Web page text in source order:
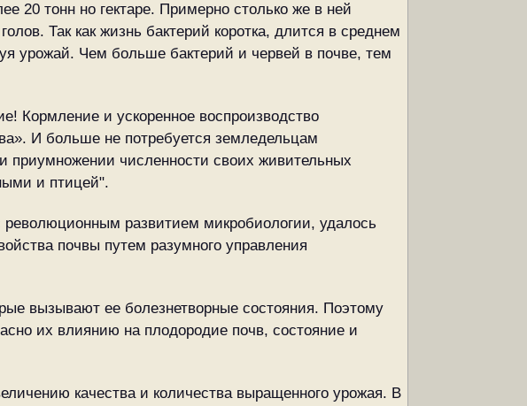
20 тонн но гектаре. Примерно столько же в ней
Так как жизнь бактерий коротка, длится в среднем
урожай. Чем больше бактерий и червей в почве, тем
Кормление и ускоренное воспроизводство
И больше не потребуется земледельцам
приумножении численности своих живительных
и птицей".
революционным развитием микробиологии, удалось
почвы путем разумного управления
вызывают ее болезнетворные состояния. Поэтому
их влиянию на плодородие почв, состояние и
качества и количества выращенного урожая. В